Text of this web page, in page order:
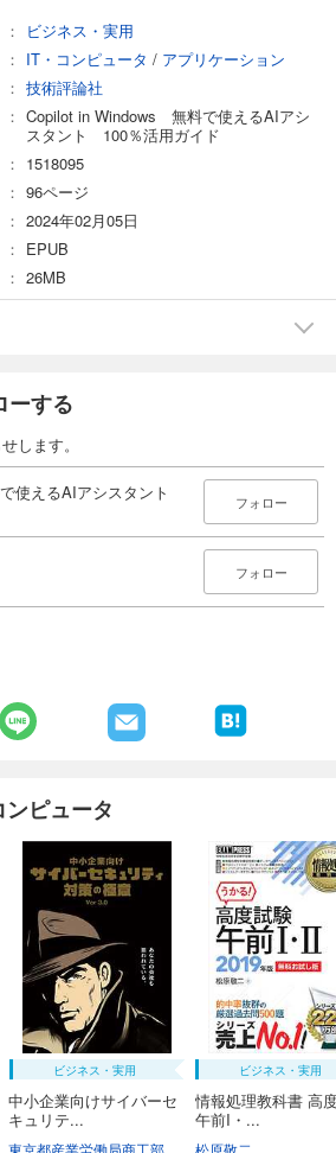
成してもらおう
えてもらおう
してもらおう
おう
ックしてもらおう
う
章を作成してもらおう
してもらおう
てもらおう
まとめてもらおう
用しよう
もらおう
おう
に整えてもらおう
おう
らおう
活用しよう
もらおう
てもらおう
もらおう
役立てよう
らおう
ビジネス・実用
IT・コンピュータ / アプリケーション
技術評論社
Copilot in Windows 無料で使えるAIアシ
スタント 100％活用ガイド
1518095
96ページ
2024年02月05日
EPUB
26MB
ーする
します。
使えるAIアシスタント
フォロー
フォロー
ピュータ
ビジネス・実用
中小企業向けサイバーセ
キュリテ...
ビジネス・実用
情報処理教科書 高
午前I・...